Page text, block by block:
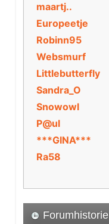
maartj..
Europeetje
Robinn95
Websmurf
Littlebutterfly
Sandra_O
Snowowl
P@ul
***GINA***
Ra58
Forumhistorie